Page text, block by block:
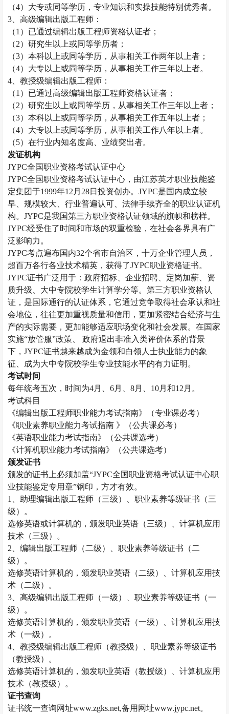
（4）大专或同等学历，专业知识和实操技能特别优秀者。
3、高级编辑出版工程师：
（1）已通过编辑出版工程师资格认证者；
（2）研究生以上或同等学历者；
（3）本科以上或同等学历，从事相关工作两年以上者；
（4）大专以上或同等学历，从事相关工作三年以上者。
4、教授级编辑出版工程师：
（1）已通过高级编辑出版工程师资格认证者；
（2）研究生以上或同等学历，从事相关工作三年以上者；
（3）本科以上或同等学历，从事相关工作五年以上者；
（4）大专以上或同等学历，从事相关工作八年以上者。
（5）在行业内知名度高、业绩突出者。
发证机构
JYPC全国职业资格考试认证中心
JYPC全国职业资格考试认证中心，由江苏英才职业技能鉴
定集团于1999年12月28日投资创办。JYPC是国内成立较
早、规模较大、行业普遍认可、法律手续齐全的职业认证机
构。JYPC是我国第三方职业资格认证领域的旗帜和榜样。
JYPC经受住了时间和市场的双重检验，在社会各界具有广
泛影响力。
JYPC考点遍布国内32个省市自治区，十万企业管理人员，
超百万各行各业技术精英，获得了JYPC职业资格证书。
JYPC证书广泛用于：政府招标、企业招聘、定岗加薪、资
质升级、大中专院校学生计算学分等。第三方职业资格认
证，是国际通行的认证体系，它通过竞争取得社会承认和社
会地位，往往更加重视质量和信用，更加紧密结合经济与生
产的实际需要，更加能够适应职场变化和社会发展。在国家
实施“放管服”政策、 政府退出非准入类评价体系的背景
下，JYPC证书越来越成为金领和白领人士执业能力的象
征、成为大中专院校学生专业技能水平的有力证明。
考试时间
每年统考五次，时间为4月、6月、8月、10月和12月。
考试科目
《编辑出版工程师职业能力考试指南》（专业课必考）
《职业素养职业能力考试指南 》（公共课必考）
《英语职业能力考试指南》（公共课选考）
《计算机职业能力考试指南》（公共课选考）
颁发证书
颁发的证书上必须加盖“JYPC全国职业资格考试认证中心职
业技能鉴定专用章”钢印，方才有效。
1、助理编辑出版工程师（三级）、职业素养等级证书（三
级）。
选修英语或计算机的，颁发职业英语（三级）、计算机应用
技术（三级）。
2、编辑出版工程师（二级）、职业素养等级证书（二
级）。
选修英语计算机的，颁发职业英语（二级）、计算机应用技
术（二级）。
3、高级编辑出版工程师（一级）、职业素养等级证书（一
级）。
选修英语计算机的，颁发职业英语（一级）、计算机应用技
术（一级）。
4、教授级编辑出版工程师（教授级）、职业素养等级证书
（教授级）。
选修英语计算机的，颁发职业英语（教授级）、计算机应用
技术（教授级）。
证书查询
证书统一查询网址www.zgks.net,备用网址www.jypc.net。